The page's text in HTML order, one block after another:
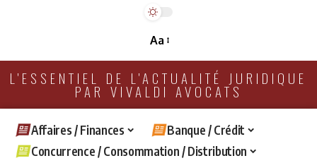
Aa
L'ESSENTIEL DE L'ACTUALITÉ JURIDIQUE
PAR VIVALDI AVOCATS
Affaires / Finances
Banque / Crédit
Concurrence / Consommation / Distribution